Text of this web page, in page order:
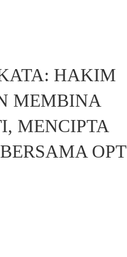
HAKIM
MEMBINA
MENCIPTA
OPT